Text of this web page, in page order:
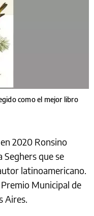
como el mejor libro
2020 Ronsino
Seghers que se
latinoamericano.
Municipal de
Aires.